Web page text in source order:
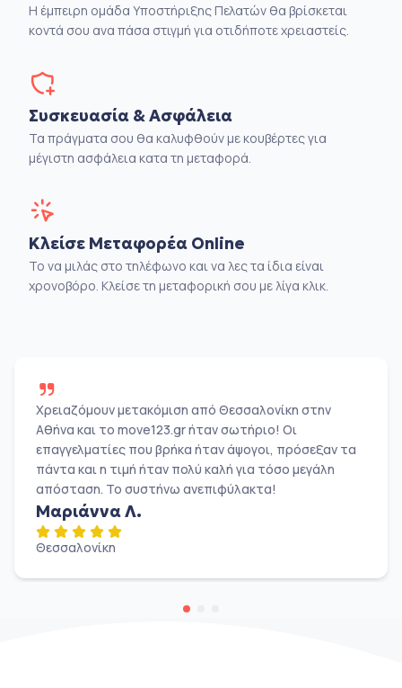
Η έμπειρη ομάδα Υποστήριξης Πελατών θα βρίσκεται
κοντά σου ανα πάσα στιγμή για οτιδήποτε χρειαστείς.
Συσκευασία & Ασφάλεια
Τα πράγματα σου θα καλυφθούν με κουβέρτες για
μέγιστη ασφάλεια κατα τη μεταφορά.
Κλείσε Μεταφορέα Online
Το να μιλάς στο τηλέφωνο και να λες τα ίδια είναι
χρονοβόρο. Κλείσε τη μεταφορική σου με λίγα κλικ.
Χρειαζόμουν μετακόμιση από Θεσσαλονίκη στην
Αθήνα και το move123.gr ήταν σωτήριο! Οι
επαγγελματίες που βρήκα ήταν άψογοι, πρόσεξαν τα
πάντα και η τιμή ήταν πολύ καλή για τόσο μεγάλη
απόσταση. Το συστήνω ανεπιφύλακτα!
Μαριάννα Λ.
Θεσσαλονίκη